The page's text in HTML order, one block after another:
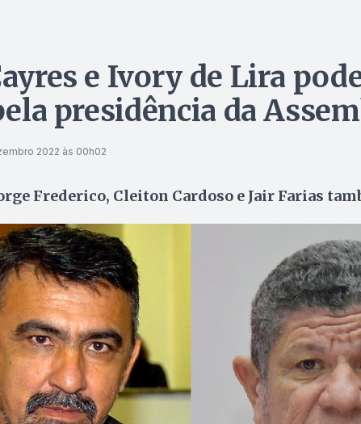
e Ivory de Lira
presidência da
2022 às 00h02
Frederico, Cleiton Cardoso e Jair Farias